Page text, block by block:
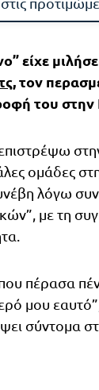
είχε
, τον
του
ομάδες
λόγω
με τη
πέρασα
μου
σύντομα